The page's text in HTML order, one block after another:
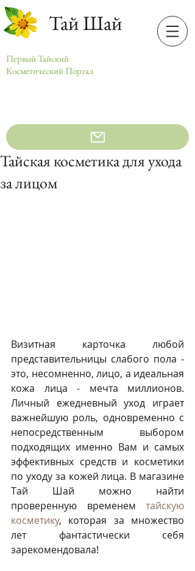
Тай Шай
Первый Тайский
Косметический Портал
Тайская косметика для ухода
за лицом
Визитная карточка любой
представительницы слабого пола -
это, несомненно, лицо, а идеальная
кожа лица - мечта миллионов.
Личный ежедневный уход играет
важнейшую роль, одновременно с
непосредственным выбором
подходящих именно Вам и самых
эффективных средств и косметики
по уходу за кожей лица. В магазине
Тай Шай можно найти
проверенную временем тайскую
косметику, которая за множество
лет фантастически себя
зарекомендовала!